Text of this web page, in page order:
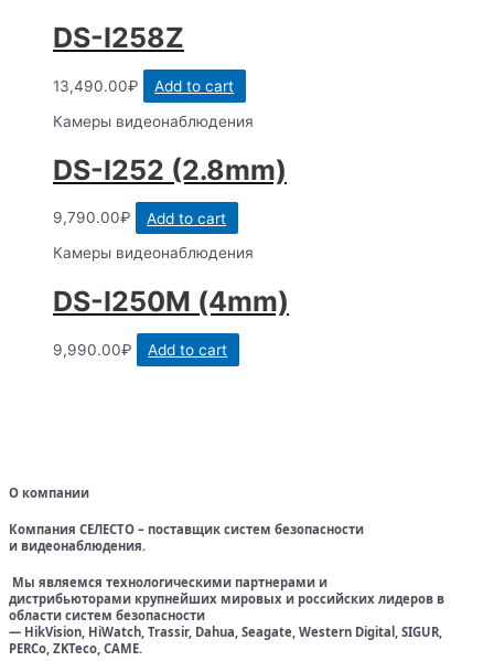
DS-I258Z
13,490.00₽
Add to cart
Камеры видеонаблюдения
DS-I252 (2.8mm)
9,790.00₽
Add to cart
Камеры видеонаблюдения
DS-I250M (4mm)
9,990.00₽ Add to cart
О компании
Компания СЕЛЕСТО – поставщик систем безопасности
и видеонаблюдения.
Мы являемся технологическими партнерами и
дистрибьюторами крупнейших мировых и российских лидеров в
области систем безопасности
— HikVision, HiWatch, Trassir, Dahua, Seagate, Western Digital, SIGUR,
PERCo, ZKTeco, CAME.